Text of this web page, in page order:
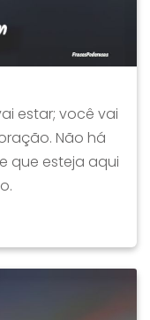
estar; você vai
Não há
que esteja aqui